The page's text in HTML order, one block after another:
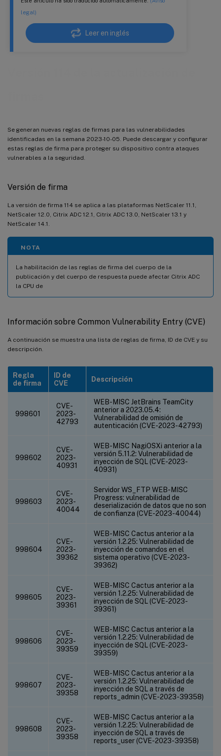
legal)
Leer en inglés
Se generan nuevas reglas de firmas para las vulnerabilidades
identificadas en la semana 2023-10-05. Puede descargar y configurar
estas reglas de firma para proteger su dispositivo contra ataques
vulnerables a la seguridad.
Versión de firma
La versión de firma 114 se aplica a las plataformas NetScaler 11.1,
NetScaler 12.0, Citrix ADC 12.1, Citrix ADC 13.0, NetScaler 13.1 y
NetScaler 14.1.
NOTA
La habilitación de las reglas de firma del cuerpo de la
publicación y del cuerpo de respuesta puede afectar Citrix ADC
la CPU de
Información sobre Common Vulnerability Entry (CVE)
A continuación se muestra una lista de reglas de firma, ID de CVE y su
descripción.
Regla
de firma
ID de
CVE
Descripción
998601
CVE-
2023-
42793
WEB-MISC JetBrains TeamCity
anterior a 2023.05.4:
Vulnerabilidad de omisión de
autenticación (CVE-2023-42793)
998602
CVE-
2023-
40931
WEB-MISC NagiOSXi anterior a la
versión 5.11.2: Vulnerabilidad de
inyección de SQL (CVE-2023-
40931)
998603
CVE-
2023-
40044
Servidor WS_FTP WEB-MISC
Progress: vulnerabilidad de
deserialización de datos que no son
de confianza (CVE-2023-40044)
998604
CVE-
2023-
39362
WEB-MISC Cactus anterior a la
versión 1.2.25: Vulnerabilidad de
inyección de comandos en el
sistema operativo (CVE-2023-
39362)
998605
CVE-
2023-
39361
WEB-MISC Cactus anterior a la
versión 1.2.25: Vulnerabilidad de
inyección de SQL (CVE-2023-
39361)
998606
CVE-
2023-
39359
WEB-MISC Cactus anterior a la
versión 1.2.25: Vulnerabilidad de
inyección de SQL (CVE-2023-
39359)
998607
CVE-
2023-
39358
WEB-MISC Cactus anterior a la
versión 1.2.25: Vulnerabilidad de
inyección de SQL a través de
reports_admin (CVE-2023-39358)
998608
CVE-
2023-
39358
WEB-MISC Cactus anterior a la
versión 1.2.25: Vulnerabilidad de
inyección de SQL a través de
reports_user (CVE-2023-39358)